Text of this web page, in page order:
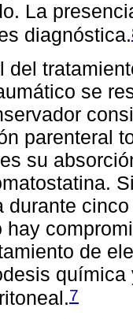
La
diagnóstica.
del
se
parenteral
su
durante
hay
de
7